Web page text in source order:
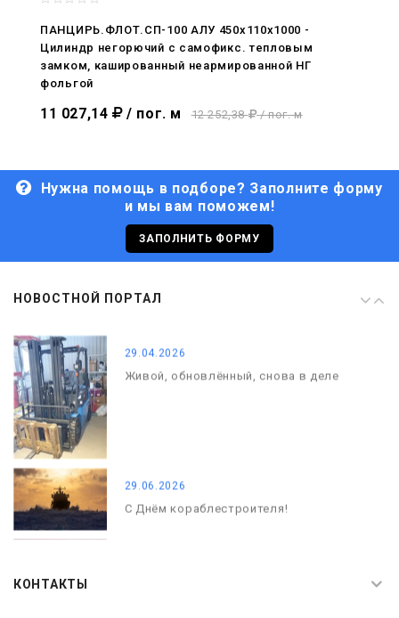
ПАНЦИРЬ.ФЛОТ.СП-100 АЛУ 450x110x1000 -
Цилиндр негорючий c самофикс. тепловым
замком, кашированный неармированной НГ
фольгой
11 027,14 / пог. м 12 252,38 / пог. м
Нужна помощь в подборе? Заполните форму
и мы вам поможем!
ЗАПОЛНИТЬ ФОРМУ
НОВОСТНОЙ ПОРТАЛ
С Днём Победы. Память, которая с
29.04.2026
29.06.2026
С Днём кораблестроителя!
С Днём Победы. Память, которая с
29.04.2026
Живой, обновлённый, снова в деле
29.06.2026
С Днём кораблестроителя!
КОНТАКТЫ